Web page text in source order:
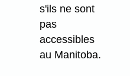
s'ils ne sont
pas
accessibles
au Manitoba.